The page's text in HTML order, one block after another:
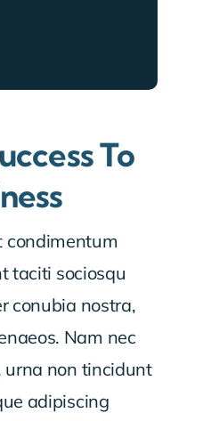
To
condimentum
taciti sociosqu
conubia nostra,
Nam nec
urna non tincidunt
adipiscing